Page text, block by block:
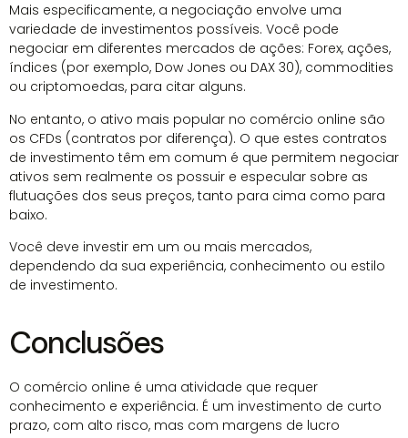
Mais especificamente, a negociação envolve uma
variedade de investimentos possíveis. Você pode
negociar em diferentes mercados de ações: Forex, ações,
índices (por exemplo, Dow Jones ou DAX 30), commodities
ou criptomoedas, para citar alguns.
No entanto, o ativo mais popular no comércio online são
os CFDs (contratos por diferença). O que estes contratos
de investimento têm em comum é que permitem negociar
ativos sem realmente os possuir e especular sobre as
flutuações dos seus preços, tanto para cima como para
baixo.
Você deve investir em um ou mais mercados,
dependendo da sua experiência, conhecimento ou estilo
de investimento.
Conclusões
O comércio online é uma atividade que requer
conhecimento e experiência. É um investimento de curto
prazo, com alto risco, mas com margens de lucro